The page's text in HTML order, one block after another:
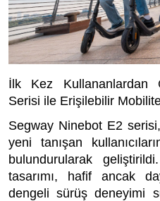
İlk Kez Kullananlardan
Serisi ile Erişilebilir
Segway Ninebot E2
yeni tanışan
bulundurularak
tasarımı, hafif ancak
dengeli sürüş deneyimi